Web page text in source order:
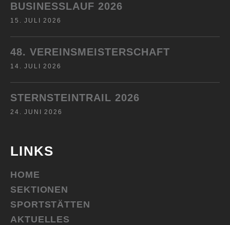
BUSINESSLAUF 2026
15. JULI 2026
48. VEREINSMEISTERSCHAFT
14. JULI 2026
STERNSTEINTRAIL 2026
24. JUNI 2026
LINKS
HOME
SEKTIONEN
SPORTSTÄTTEN
AKTUELLES